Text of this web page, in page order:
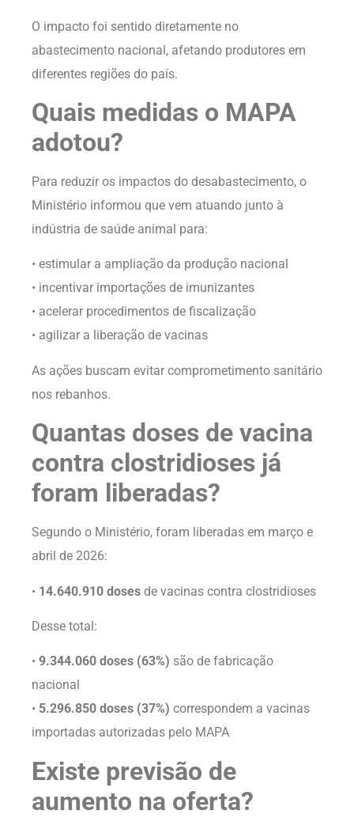
O impacto foi sentido diretamente no
abastecimento nacional, afetando produtores em
diferentes regiões do país.
Quais medidas o MAPA
adotou?
Para reduzir os impactos do desabastecimento, o
Ministério informou que vem atuando junto à
indústria de saúde animal para:
• estimular a ampliação da produção nacional
• incentivar importações de imunizantes
• acelerar procedimentos de fiscalização
• agilizar a liberação de vacinas
As ações buscam evitar comprometimento sanitário
nos rebanhos.
Quantas doses de vacina
contra clostridioses já
foram liberadas?
Segundo o Ministério, foram liberadas em março e
abril de 2026:
• 14.640.910 doses de vacinas contra clostridioses
Desse total:
• 9.344.060 doses (63%) são de fabricação
nacional
• 5.296.850 doses (37%) correspondem a vacinas
importadas autorizadas pelo MAPA
Existe previsão de
aumento na oferta?